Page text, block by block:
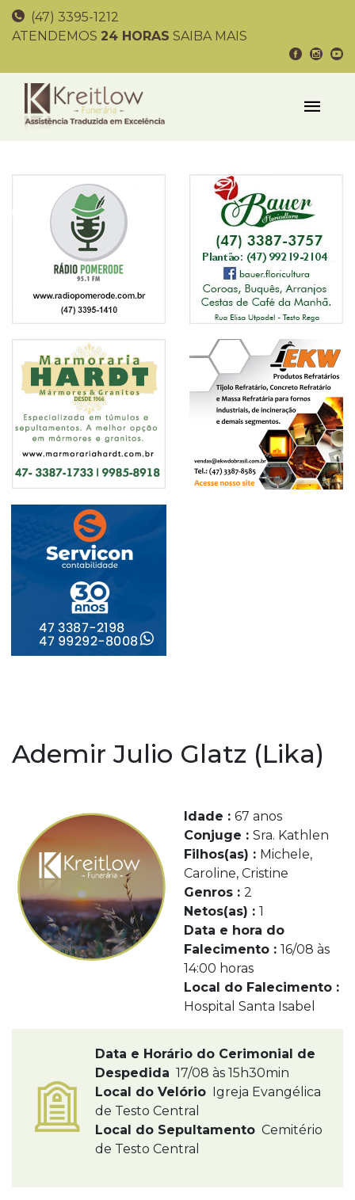
(47) 3395-1212
ATENDEMOS 24 HORAS SAIBA MAIS
Ademir Julio Glatz (Lika)
Idade : 67 anos
Conjuge : Sra. Kathlen
Filhos(as) : Michele,
Caroline, Cristine
Genros : 2
Netos(as) : 1
Data e hora do
Falecimento : 16/08 às
14:00 horas
Local do Falecimento :
Hospital Santa Isabel
Data e Horário do Cerimonial de
Despedida 17/08 às 15h30min
Local do Velório Igreja Evangélica
de Testo Central
Local do Sepultamento Cemitério
de Testo Central